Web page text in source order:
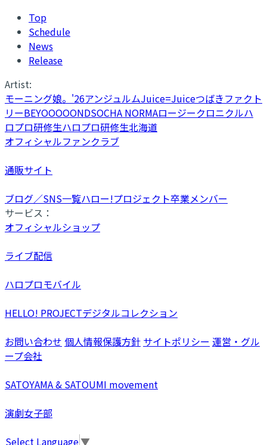
Top
Schedule
News
Release
Artist:
モーニング娘。'26アンジュルムJuice=Juiceつばきファクト
リーBEYOOOOONDSOCHA NORMAロージークロニクルハ
ロプロ研修生ハロプロ研修生北海道
オフィシャルファンクラブ
通販サイト
ブログ／SNS一覧ハロー!プロジェクト卒業メンバー
サービス：
オフィシャルショップ
ライブ配信
ハロプロモバイル
HELLO! PROJECTデジタルコレクション
お問い合わせ 個人情報保護方針 サイトポリシー 運営・グル
ープ会社
SATOYAMA & SATOUMI movement
演劇女子部
Select Language▼